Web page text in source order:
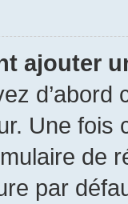
ajouter
Une
de
par